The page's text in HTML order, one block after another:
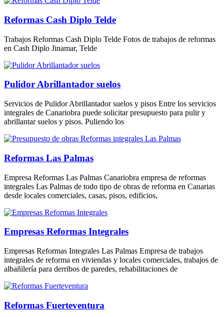
Reformas Cash Diplo Telde
Trabajos Reformas Cash Diplo Telde Fotos de trabajos de reformas
en Cash Diplo Jinamar, Telde
Pulidor Abrillantador suelos
Servicios de Pulidor Abrillantador suelos y pisos Entre los servicios
integrales de Canariobra puede solicitar presupuesto para pulir y
abrillantar suelos y pisos. Puliendo los
Reformas Las Palmas
Empresa Reformas Las Palmas Canariobra empresa de reformas
integrales Las Palmas de todo tipo de obras de reforma en Canarias
desde locales comerciales, casas, pisos, edificios,
Empresas Reformas Integrales
Empresas Reformas Integrales Las Palmas Empresa de trabajos
integrales de reforma en viviendas y locales comerciales, trabajos de
albañilería para derribos de paredes, rehabilitaciones de
Reformas Fuerteventura